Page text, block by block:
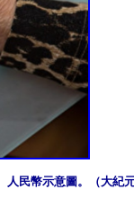
民幣示意圖。（大紀元